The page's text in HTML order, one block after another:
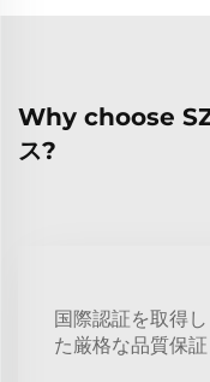
Why choose SZ
ス?
国際認証を取得し
た厳格な品質保証